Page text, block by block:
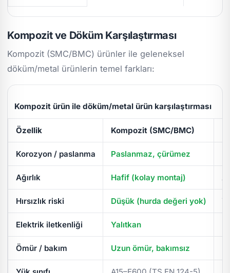
Kompozit ve Döküm Karşılaştırması
Kompozit (SMC/BMC) ürünler ile geleneksel
döküm/metal ürünlerin temel farkları:
Kompozit ürün ile döküm/metal ürün karşılaştırması
Özellik Kompozit (SMC/BMC)
Korozyon / paslanma Paslanmaz, çürümez
Ağırlık Hafif (kolay montaj)
Hırsızlık riski Düşük (hurda değeri yok)
Elektrik iletkenliği Yalıtkan
Ömür / bakım Uzun ömür, bakımsız